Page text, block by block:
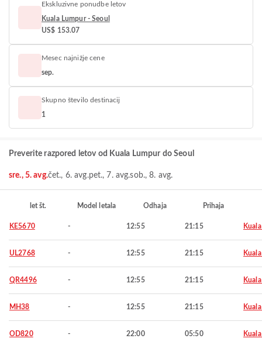
Ekskluzivne ponudbe letov
Kuala Lumpur - Seoul
US$ 153.07
Mesec najnižje cene
sep.
Skupno število destinacij
1
Preverite razpored letov od Kuala Lumpur do Seoul
sre., 5. avg.čet., 6. avg.pet., 7. avg.sob., 8. avg.
let št. Model letala Odhaja Prihaja
KE5670 - 12:55 21:15
UL2768 - 12:55 21:15
QR4496 - 12:55 21:15
MH38 - 12:55 21:15
OD820 - 22:00 05:50